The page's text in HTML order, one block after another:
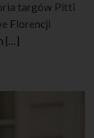
targów Pitti
Florencji
[…]